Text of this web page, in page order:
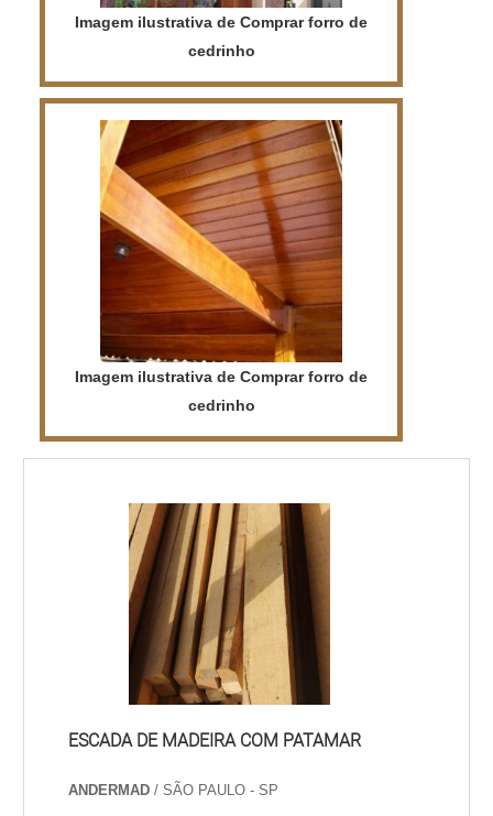
Imagem ilustrativa de Comprar forro de
cedrinho
Imagem ilustrativa de Comprar forro de
cedrinho
ESCADA DE MADEIRA COM PATAMAR
ANDERMAD / SÃO PAULO - SP